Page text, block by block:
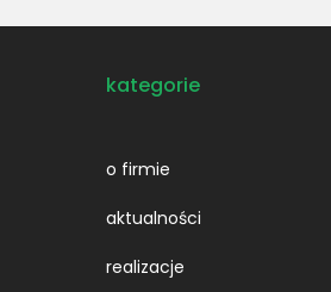
kategorie
o firmie
aktualności
realizacje